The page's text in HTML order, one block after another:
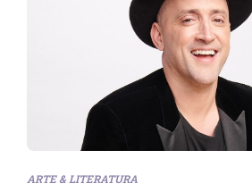
ARTE & LITERATURA